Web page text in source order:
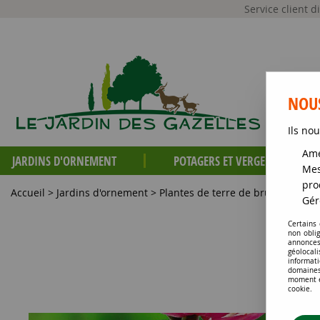
Service client
JARDINS D'ORNEMENT POTAGERS ET VERGERS
Accueil > Jardins d'ornement > Plantes de terre de bruyère
Ils
Certains
non
moment
cookie.